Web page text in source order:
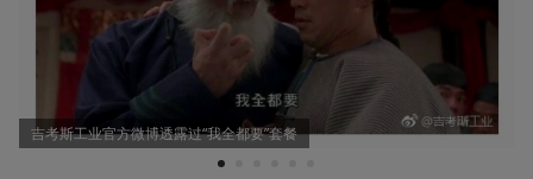
吉考斯工业官方微博透露过“我全都要”套餐
1